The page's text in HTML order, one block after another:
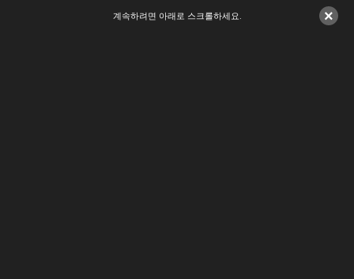
×
계속하려면 아래로 스크롤하세요.